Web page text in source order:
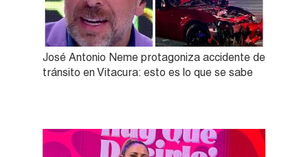
José Antonio Neme protagoniza accidente de
tránsito en Vitacura: esto es lo que se sabe